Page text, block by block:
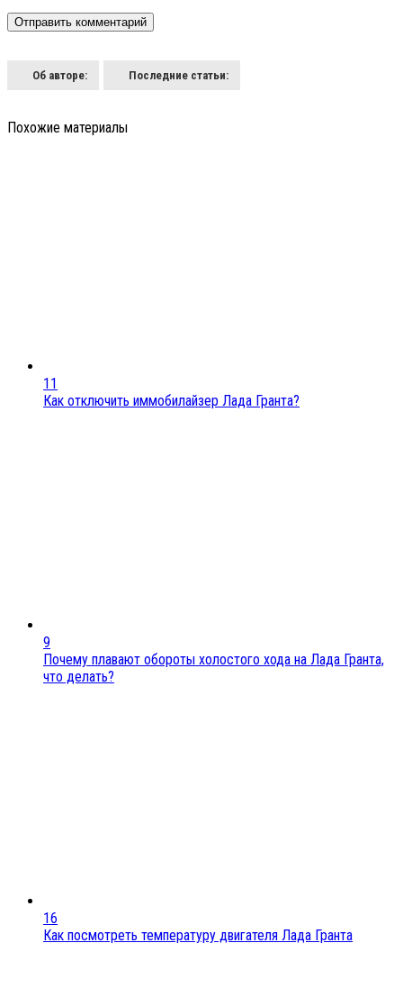
Об авторе: Последние статьи:
Похожие материалы
11
Как отключить иммобилайзер Лада Гранта?
9
Почему плавают обороты холостого хода на Лада Гранта,
что делать?
16
Как посмотреть температуру двигателя Лада Гранта